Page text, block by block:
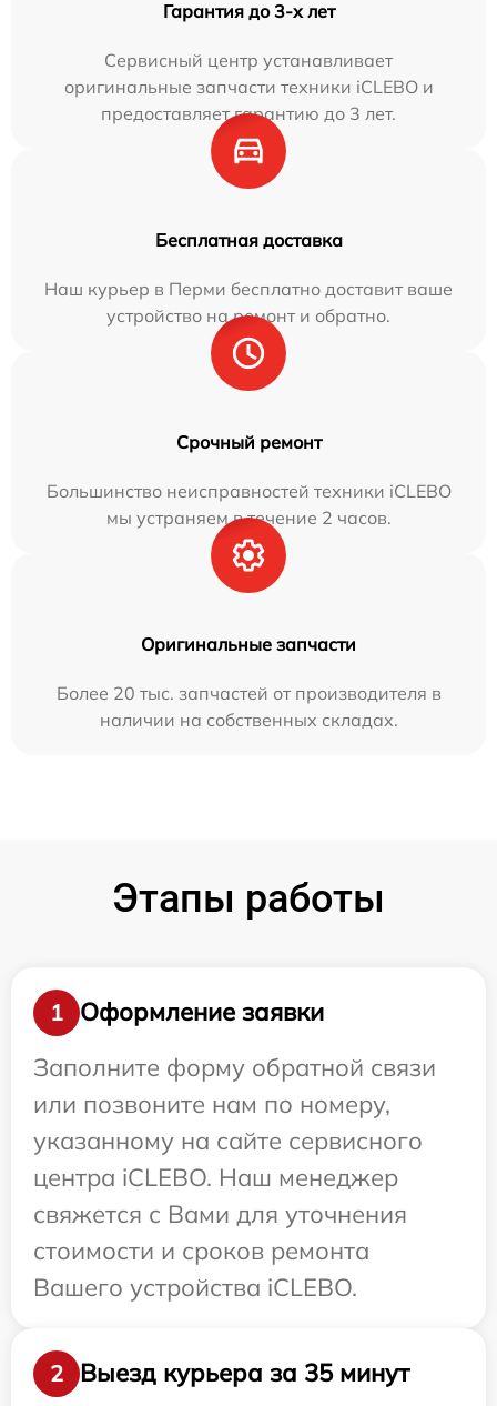
Гарантия до 3-х лет
Сервисный центр устанавливает
оригинальные запчасти техники iCLEBO и
предоставляет гарантию до 3 лет.
Бесплатная доставка
Наш курьер в Перми бесплатно доставит ваше
устройство на ремонт и обратно.
Срочный ремонт
Большинство неисправностей техники iCLEBO
мы устраняем в течение 2 часов.
Оригинальные запчасти
Более 20 тыс. запчастей от производителя в
наличии на собственных складах.
Этапы работы
1
Оформление заявки
Заполните форму обратной связи
или позвоните нам по номеру,
указанному на сайте сервисного
центра iCLEBO. Наш менеджер
свяжется с Вами для уточнения
стоимости и сроков ремонта
Вашего устройства iCLEBO.
2 Выезд курьера за 35 минут